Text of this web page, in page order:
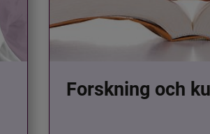
Forskning och